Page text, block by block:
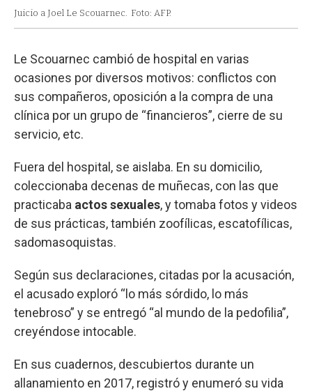
Juicio a Joel Le Scouarnec. Foto: AFP.
Le Scouarnec cambió de hospital en varias
ocasiones por diversos motivos: conflictos con
sus compañeros, oposición a la compra de una
clínica por un grupo de “financieros”, cierre de su
servicio, etc.
Fuera del hospital, se aislaba. En su domicilio,
coleccionaba decenas de muñecas, con las que
practicaba actos sexuales, y tomaba fotos y videos
de sus prácticas, también zoofílicas, escatofílicas,
sadomasoquistas.
Según sus declaraciones, citadas por la acusación,
el acusado exploró “lo más sórdido, lo más
tenebroso” y se entregó “al mundo de la pedofilia”,
creyéndose intocable.
En sus cuadernos, descubiertos durante un
allanamiento en 2017, registró y enumeró su vida